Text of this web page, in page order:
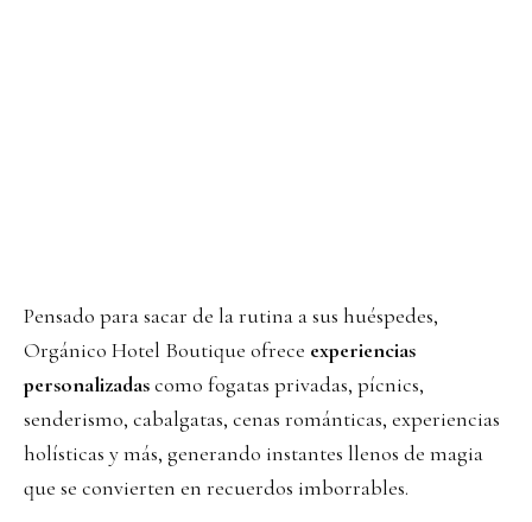
Pensado para sacar de la rutina a sus huéspedes,
Orgánico Hotel Boutique ofrece experiencias
personalizadascomo fogatas privadas, pícnics,
senderismo, cabalgatas, cenas románticas, experiencias
holísticas y más, generando instantes llenos de magia
que se convierten en recuerdos imborrables.